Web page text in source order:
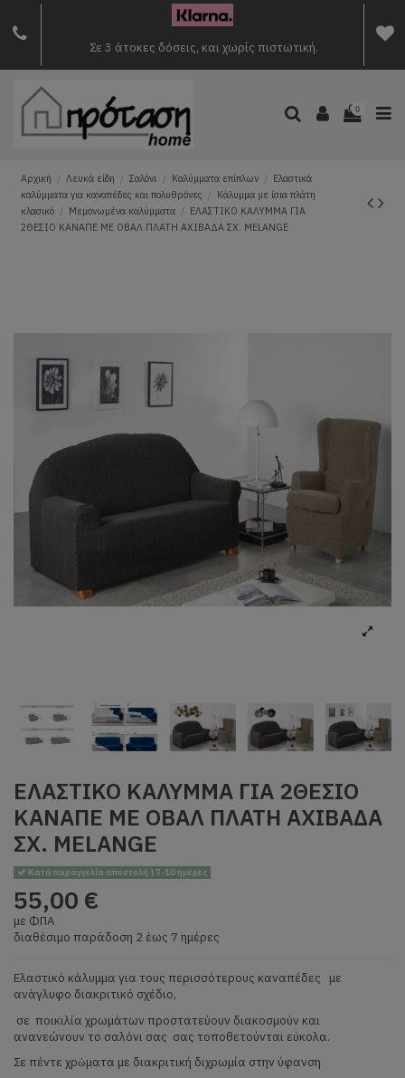
Σε 3 άτοκες δόσεις, και χωρίς πιστωτική.
0
Αρχική Λευκά είδη Σαλόνι Καλύμματα επίπλων
Ελαστικά
καλύμματα για καναπέδες και πολυθρόνες
Κάλυμμα με ίσια πλάτη
κλασικό
Μεμονωμένα καλύμματα
ΕΛΑΣΤΙΚΟ ΚAΛΥΜΜΑ ΓΙΑ
2ΘΕΣΙΟ ΚΑΝΑΠΕ ΜΕ ΟΒΑΛ ΠΛΑΤΗ ΑΧΙΒΑΔΑ ΣΧ. MELANGE
ΕΛΑΣΤΙΚΟ ΚAΛΥΜΜΑ ΓΙΑ 2ΘΕΣΙΟ
ΚΑΝΑΠΕ ΜΕ ΟΒΑΛ ΠΛΑΤΗ ΑΧΙΒΑΔΑ
ΣΧ. MELANGE
Κατά παραγγελία αποστολή | 7-10 ημέρες
55,00 €
με ΦΠΑ
διαθέσιμο παράδοση 2 έως 7 ημέρες
Ελαστικό κάλυμμα για τους περισσότερους καναπέδες με
ανάγλυφο διακριτικό σχέδιο,
σε ποικιλία χρωμάτων προστατεύουν διακοσμούν και
ανανεώνουν το σαλόνι σας σας τοποθετούνται εύκολα.
Σε πέντε χρὠματα με διακριτική διχρωμία στην ύφανση